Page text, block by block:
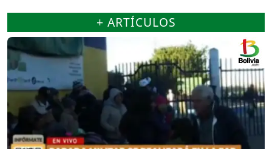
+ ARTÍCULOS